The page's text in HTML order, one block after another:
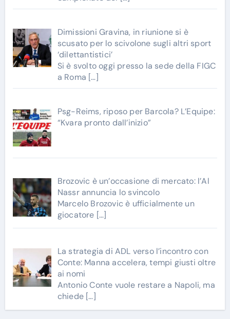
Dimissioni Gravina, in riunione si è
scusato per lo scivolone sugli altri sport
‘dilettantistici’
Si è svolto oggi presso la sede della FIGC
a Roma […]
Psg-Reims, riposo per Barcola? L’Equipe:
“Kvara pronto dall’inizio”
Brozovic è un’occasione di mercato: l’Al
Nassr annuncia lo svincolo
Marcelo Brozovic è ufficialmente un
giocatore […]
La strategia di ADL verso l’incontro con
Conte: Manna accelera, tempi giusti oltre
ai nomi
Antonio Conte vuole restare a Napoli, ma
chiede […]